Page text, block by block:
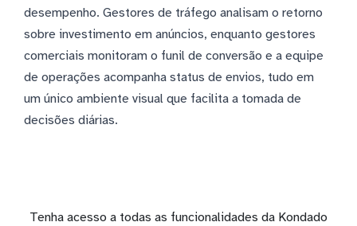
desempenho. Gestores de tráfego analisam o retorno
sobre investimento em anúncios, enquanto gestores
comerciais monitoram o funil de conversão e a equipe
de operações acompanha status de envios, tudo em
um único ambiente visual que facilita a tomada de
decisões diárias.
Tenha acesso a todas as funcionalidades da Kondado